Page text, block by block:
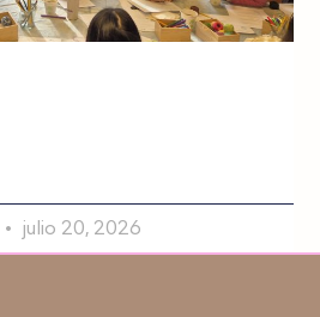
julio 20, 2026